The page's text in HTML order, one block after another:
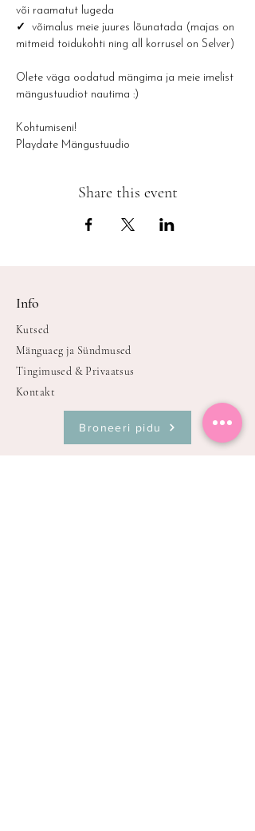
või raamatut lugeda
✓ võimalus meie juures lõunatada (majas on
mitmeid toidukohti ning all korrusel on Selver)
Olete väga oodatud mängima ja meie imelist
mängustuudiot nautima :)
Kohtumiseni!
Playdate Mängustuudio
Share this event
Info
Kutsed
Mänguaeg ja Sündmused
Tingimused & Privaatsus
Kontakt
Broneeri pidu